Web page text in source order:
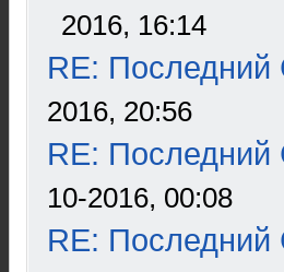
2016, 16:14
RE: Последний
2016, 20:56
RE: Последний
10-2016, 00:08
RE: Последний